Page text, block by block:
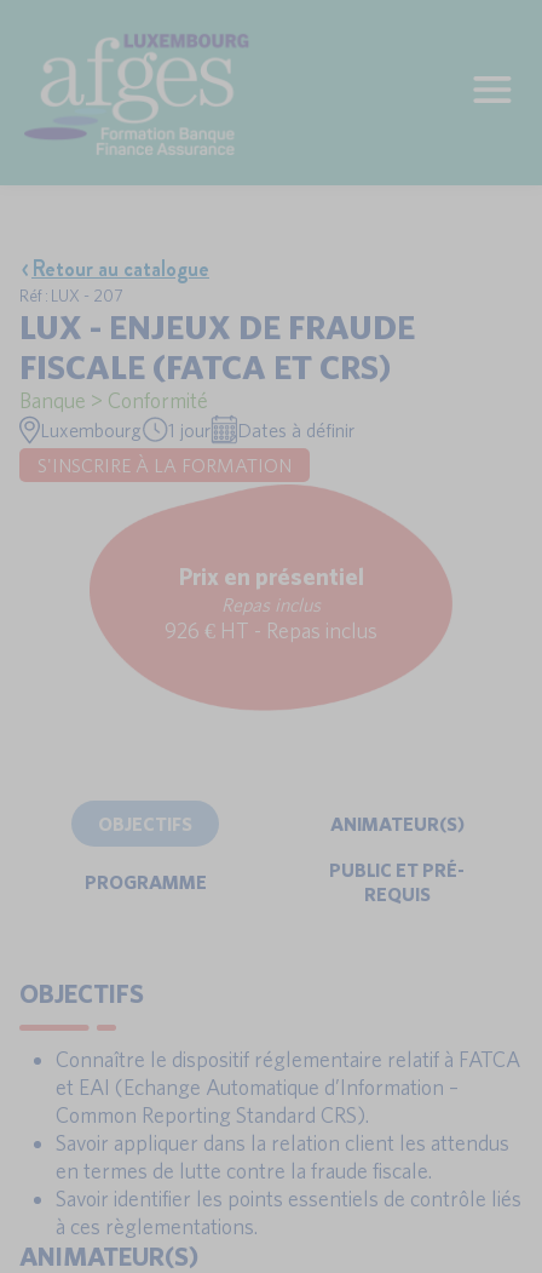
Retour au catalogue
Réf : LUX - 207
LUX - ENJEUX DE FRAUDE
FISCALE (FATCA ET CRS)
Banque > Conformité
Luxembourg 1 jour
Dates à définir
S'INSCRIRE À LA FORMATION
Prix en présentiel
Repas inclus
926 € HT - Repas inclus
OBJECTIFS ANIMATEUR(S)
PROGRAMME
PUBLIC ET PRÉ-
REQUIS
OBJECTIFS
Connaître le dispositif réglementaire relatif à FATCA
et EAI (Echange Automatique d’Information –
Common Reporting Standard CRS).
Savoir appliquer dans la relation client les attendus
en termes de lutte contre la fraude fiscale.
Savoir identifier les points essentiels de contrôle liés
à ces règlementations.
ANIMATEUR(S)